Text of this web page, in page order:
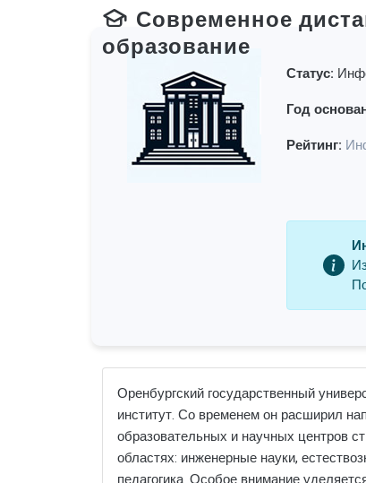
Современное
образование
Статус:
Год
Рейтинг:
Оренбургский государственный
институт. Со временем он расширил
образовательных и научных центров
областях: инженерные науки,